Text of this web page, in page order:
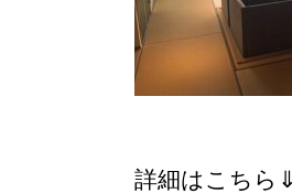
詳細はこち